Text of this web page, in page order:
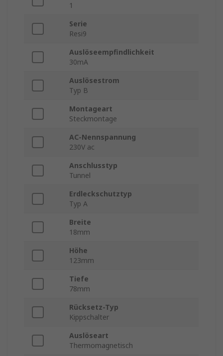
1
Serie
Resi9
Auslöseempfindlichkeit
30mA
Auslösestrom
Typ B
Montageart
Steckmontage
AC-Nennspannung
230V ac
Anschlusstyp
Tunnel
Erdleckschutztyp
Typ A
Breite
18mm
Höhe
123mm
Tiefe
78mm
Rücksetz-Typ
Kippschalter
Auslöseart
Thermomagnetisch